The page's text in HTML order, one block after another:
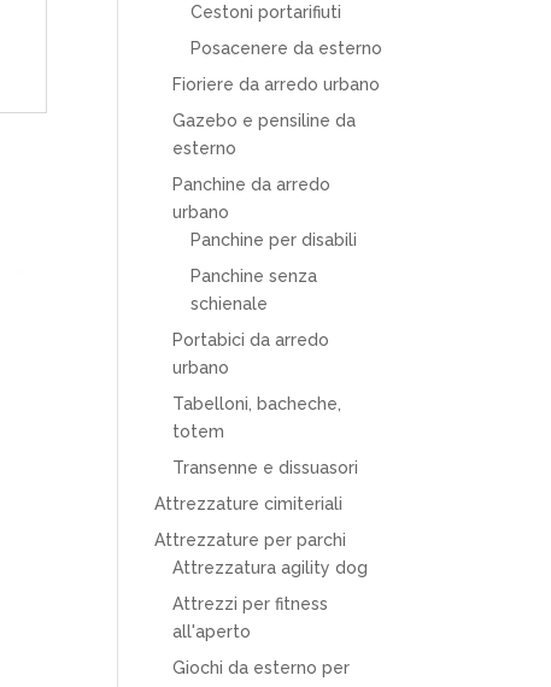
Cestoni portarifiuti
Posacenere da esterno
Fioriere da arredo urbano
Gazebo e pensiline da
esterno
Panchine da arredo
urbano
Panchine per disabili
Panchine senza
schienale
Portabici da arredo
urbano
Tabelloni, bacheche,
totem
Transenne e dissuasori
Attrezzature cimiteriali
Attrezzature per parchi
Attrezzatura agility dog
Attrezzi per fitness
all'aperto
Giochi da esterno per